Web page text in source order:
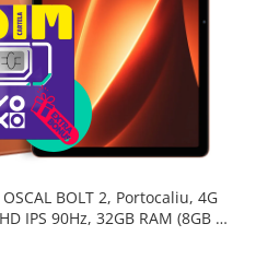
BOLT 2, Portocaliu, 4G
IPS 90Hz, 32GB RAM (8GB +